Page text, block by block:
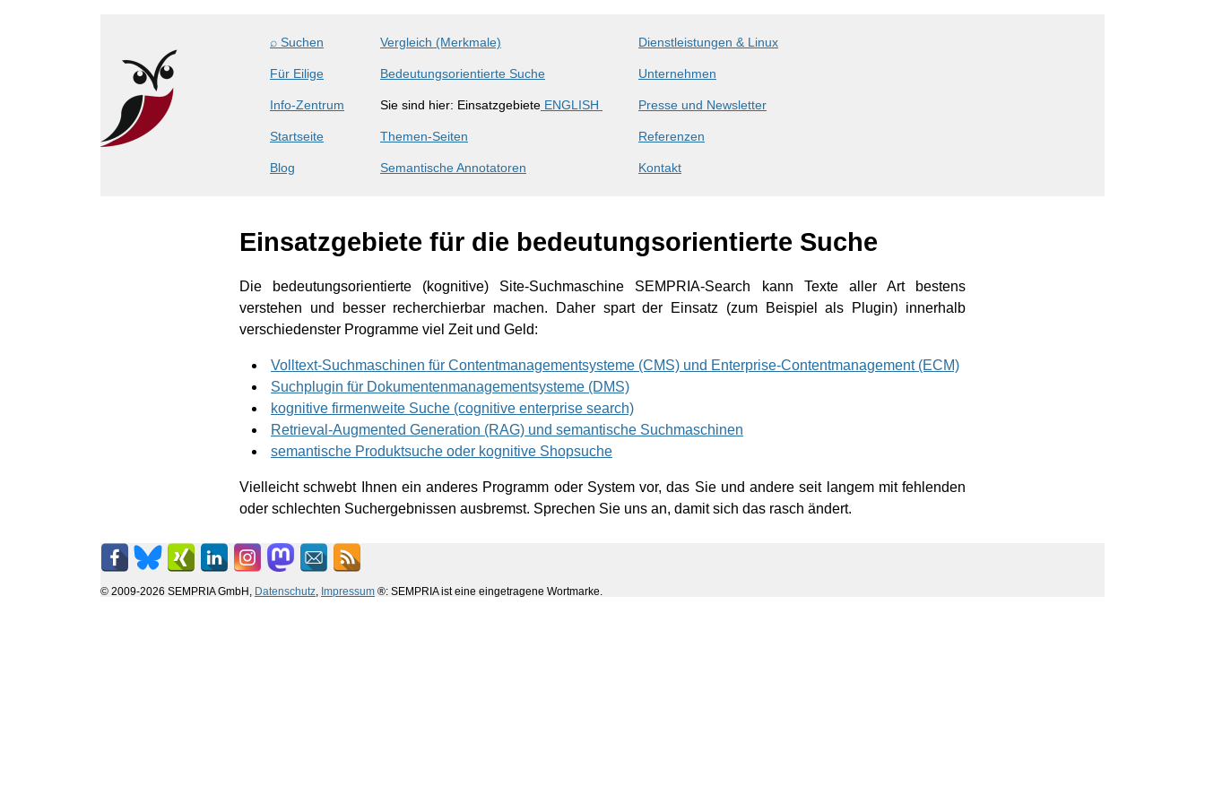
⌕ Suchen
Für Eilige
Info-Zentrum
Startseite
Blog
Vergleich (Merkmale)
Bedeutungsorientierte Suche
Sie sind hier: Einsatzgebiete ENGLISH
Themen-Seiten
Semantische Annotatoren
Dienstleistungen & Linux
Unternehmen
Presse und Newsletter
Referenzen
Kontakt
Einsatzgebiete für die bedeutungsorientierte Suche
Die bedeutungsorientierte (kognitive) Site-Suchmaschine SEMPRIA-Search kann Texte aller Art bestens
verstehen und besser recherchierbar machen. Daher spart der Einsatz (zum Beispiel als Plugin) innerhalb
verschiedenster Programme viel Zeit und Geld:
Volltext-Suchmaschinen für Contentmanagementsysteme (CMS) und Enterprise-Contentmanagement (ECM)
Suchplugin für Dokumentenmanagementsysteme (DMS)
kognitive firmenweite Suche (cognitive enterprise search)
Retrieval-Augmented Generation (RAG) und semantische Suchmaschinen
semantische Produktsuche oder kognitive Shopsuche
Vielleicht schwebt Ihnen ein anderes Programm oder System vor, das Sie und andere seit langem mit fehlenden
oder schlechten Suchergebnissen ausbremst. Sprechen Sie uns an, damit sich das rasch ändert.
© 2009-2026 SEMPRIA GmbH, Datenschutz Impressum ®: SEMPRIA ist eine eingetragene Wortmarke.